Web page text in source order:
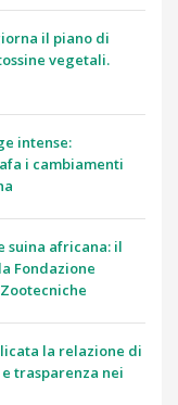
il piano di
vegetali.
intense:
i cambiamenti
suina africana: il
Fondazione
la relazione di
trasparenza nei